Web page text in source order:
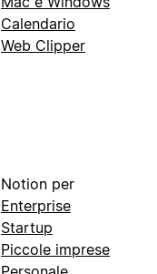
Calendario
Web Clipper
Notion per
Enterprise
Startup
Piccole imprese